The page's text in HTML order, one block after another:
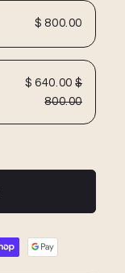
$ 800.00
$ 640.00 $
800.00